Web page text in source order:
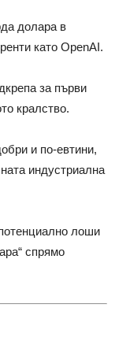
долара в
като OpenAI.
за първи
кралство.
и по-евтини,
индустриална
лоши
спрямо